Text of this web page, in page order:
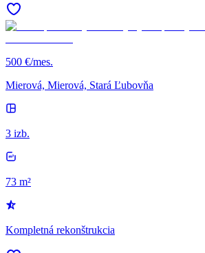
500 €/mes.
Mierová, Mierová, Stará Ľubovňa
3 izb.
73 m²
Kompletná rekonštrukcia